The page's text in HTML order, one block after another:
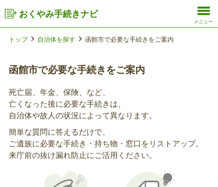
おくやみ手続きナビ
メニュー
トップ 自治体を探す 函館市で必要な手続きをご案内
函館市で必要な手続きをご案内
死亡届、年金、保険、など、
亡くなった後に必要な手続きは、
自治体や故人の状況によって異なります。
簡単な質問に答えるだけで、
ご遺族に必要な手続き・持ち物・窓口をリストアップ。
来庁前の抜け漏れ防止にご活用ください。